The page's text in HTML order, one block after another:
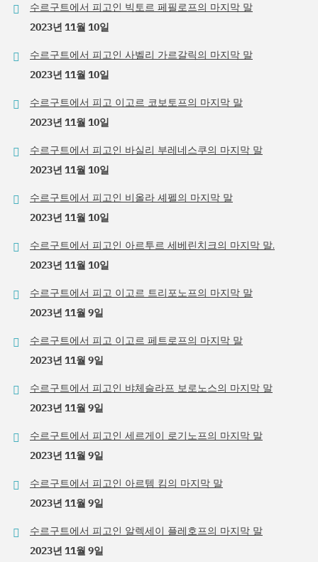
수르구트에서 피고인 빅토르 페필로프의 마지막 말
2023년 11월 10일
수르구트에서 피고인 사벨리 가르갈릭의 마지막 말
2023년 11월 10일
수르구트에서 피고 이고르 코보토프의 마지막 말
2023년 11월 10일
수르구트에서 피고인 바실리 부레네스쿠의 마지막 말
2023년 11월 10일
수르구트에서 피고인 비올라 셰펠의 마지막 말
2023년 11월 10일
수르구트에서 피고인 아르투르 세베린치크의 마지막 말.
2023년 11월 10일
수르구트에서 피고 이고르 트리포노프의 마지막 말
2023년 11월 9일
수르구트에서 피고 이고르 페트로프의 마지막 말
2023년 11월 9일
수르구트에서 피고인 뱌체슬라프 보로노스의 마지막 말
2023년 11월 9일
수르구트에서 피고인 세르게이 로기노프의 마지막 말
2023년 11월 9일
수르구트에서 피고인 아르템 킴의 마지막 말
2023년 11월 9일
수르구트에서 피고인 알렉세이 플레호프의 마지막 말
2023년 11월 9일